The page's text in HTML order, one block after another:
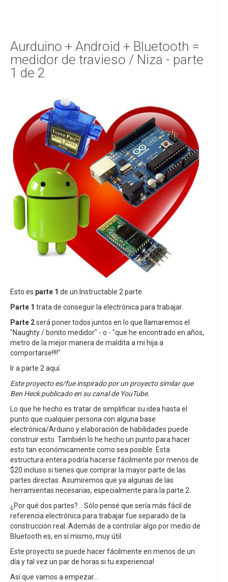
Aurduino + Android + Bluetooth =
medidor de travieso / Niza - parte
1 de 2
Esto es parte 1 de un Instructable 2 parte.
Parte 1 trata de conseguir la electrónica para trabajar.
Parte 2será poner todos juntos en lo que llamaremos el
"Naughty / bonito medidor" - o - "que he encontrado en años,
metro de la mejor manera de maldita a mi hija a
comportarse!!!!"
Ir a parte 2 aquí.
Este proyecto es/fue inspirado por un proyecto similar que
Ben Heck publicado en su canal de YouTube.
Lo que he hecho es tratar de simplificar su idea hasta el
punto que cualquier persona con alguna base
electrónica/Arduino y elaboración de habilidades puede
construir esto. También lo he hecho un punto para hacer
esto tan económicamente como sea posible. Esta
estructura entera podría hacerse fácilmente por menos de
$20 incluso si tienes que comprar la mayor parte de las
partes directas. Asumiremos que ya algunas de las
herramientas necesarias, especialmente para la parte 2.
¿Por qué dos partes?... Sólo pensé que sería más fácil de
referencia electrónica para trabajar fue separado de la
construcción real. Además de a controlar algo por medio de
Bluetooth es, en sí mismo, muy útil.
Este proyecto se puede hacer fácilmente en menos de un
día y tal vez un par de horas si tu experiencia!
Así que vamos a empezar...